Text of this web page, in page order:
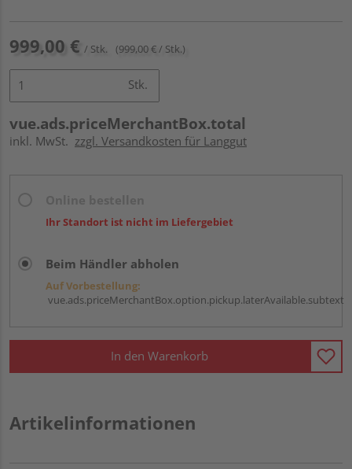
999,00 € / Stk. (999,00 € / Stk.)
Stk.
vue.ads.priceMerchantBox.total
inkl. MwSt. zzgl. Versandkosten für Langgut
Ihr Standort ist nicht im Liefergebiet
Beim Händler abholen
Auf Vorbestellung:
vue.ads.priceMerchantBox.option.pickup.laterAvailable.subtext
In den Warenkorb
Artikelinformationen